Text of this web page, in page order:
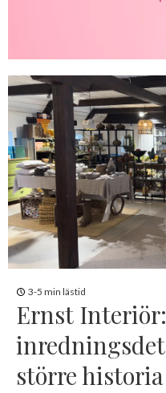
3-5 min lästid
Ernst
större historia